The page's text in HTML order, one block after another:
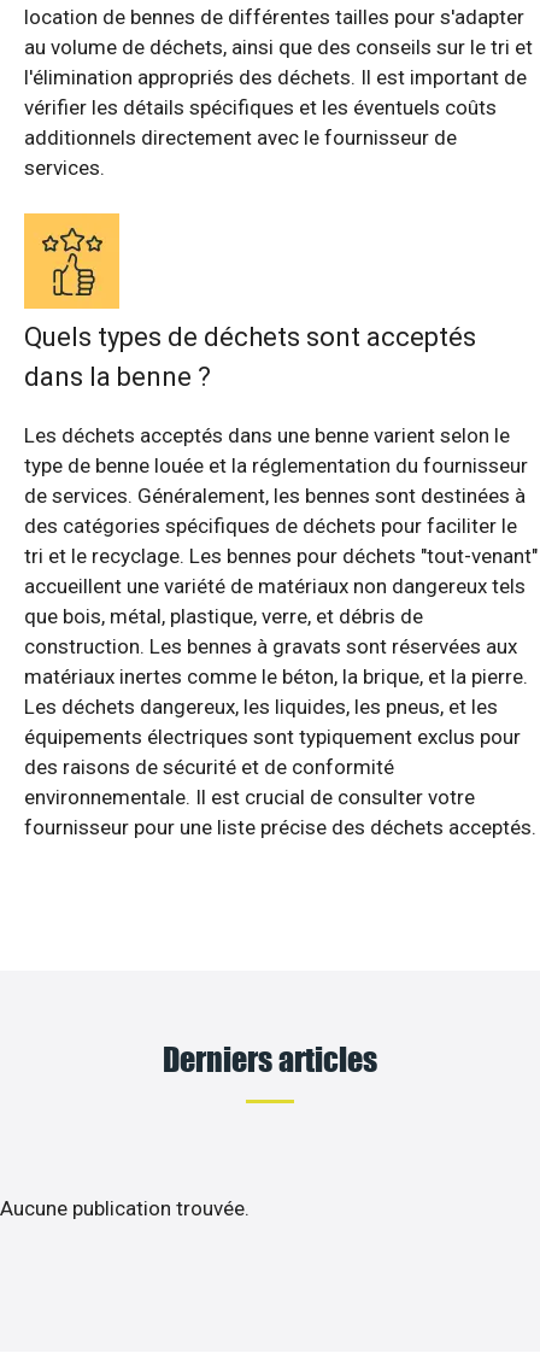
location de bennes de différentes tailles pour s'adapter
au volume de déchets, ainsi que des conseils sur le tri et
l'élimination appropriés des déchets. Il est important de
vérifier les détails spécifiques et les éventuels coûts
additionnels directement avec le fournisseur de
services.
Quels types de déchets sont acceptés
dans la benne ?
Les déchets acceptés dans une benne varient selon le
type de benne louée et la réglementation du fournisseur
de services. Généralement, les bennes sont destinées à
des catégories spécifiques de déchets pour faciliter le
tri et le recyclage. Les bennes pour déchets "tout-venant"
accueillent une variété de matériaux non dangereux tels
que bois, métal, plastique, verre, et débris de
construction. Les bennes à gravats sont réservées aux
matériaux inertes comme le béton, la brique, et la pierre.
Les déchets dangereux, les liquides, les pneus, et les
équipements électriques sont typiquement exclus pour
des raisons de sécurité et de conformité
environnementale. Il est crucial de consulter votre
fournisseur pour une liste précise des déchets acceptés.
Derniers articles
Aucune publication trouvée.